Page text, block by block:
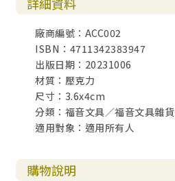
廠商編號：ACC002
ISBN：4711342383947
出版日期：20231006
材質：壓克力
尺寸：3.6x4cm
分類：福音文具／福音文具雜貨
適用對象：適用所有人
購物說明